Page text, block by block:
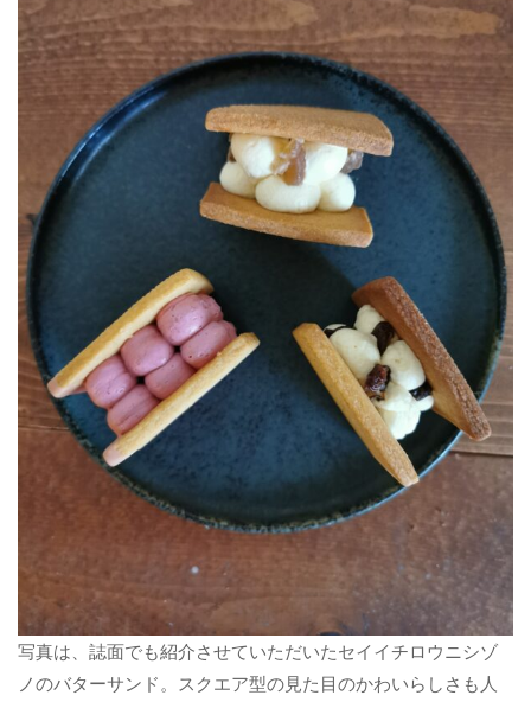
写真は、誌面でも紹介させていただいたセイイチロウニシゾ
ノのバターサンド。スクエア型の見た目のかわいらしさも人